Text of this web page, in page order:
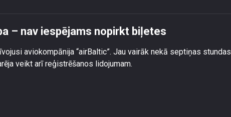
– nav iespējams nopirkt biļetes
aviokompānija “airBaltic”. Jau vairāk nekā septiņas stundas
veikt arī reģistrēšanos lidojumam.